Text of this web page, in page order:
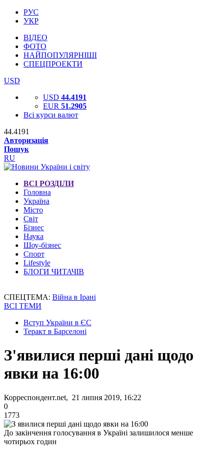
РУС
УКР
ВІДЕО
ФОТО
НАЙПОПУЛЯРНІШІ
СПЕЦПРОЕКТИ
USD
USD 44.4191
EUR 51.2905
Всі курси валют
44.4191
Авторизація
Пошук
RU
ВСІ РОЗДІЛИ
Головна
Україна
Місто
Світ
Бізнес
Наука
Шоу-бізнес
Спорт
Lifestyle
БЛОГИ ЧИТАЧІВ
СПЕЦТЕМА: Війна в Ірані
ВСІ ТЕМИ
Вступ України в ЄС
Теракт в Барселоні
З'явилися перші дані щодо
явки на 16:00
Корреспондент.net, 21 липня 2019, 16:22
0
1773
До закінчення голосування в Україні залишилося менше
чотирьох годин